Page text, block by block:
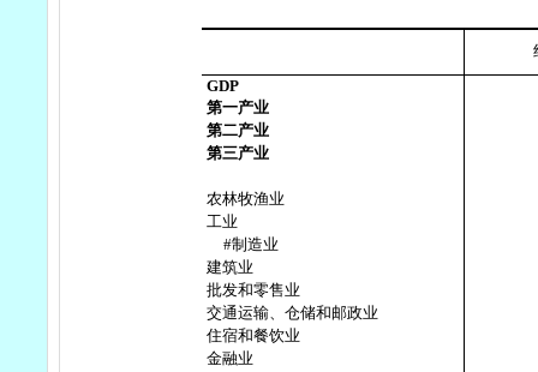
GDP
第一产业
第二产业
第三产业
农林牧渔业
工业
#制造业
建筑业
批发和零售业
交通运输、仓储和邮政业
住宿和餐饮业
金融业